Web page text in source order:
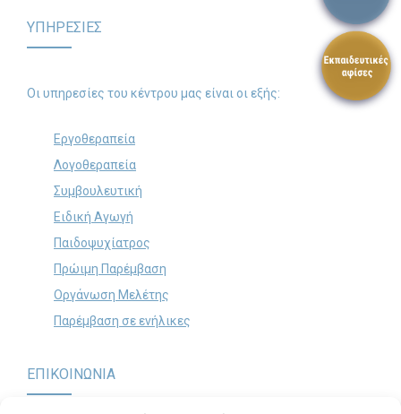
ΥΠΗΡΕΣΙΕΣ
Οι υπηρεσίες του κέντρου μας είναι οι εξής:
Εργοθεραπεία
Λογοθεραπεία
Συμβουλευτική
Ειδική Αγωγή
Παιδοψυχίατρος
Πρώιμη Παρέμβαση
Οργάνωση Μελέτης
Παρέμβαση σε ενήλικες
ΕΠΙΚΟΙΝΩΝΙΑ